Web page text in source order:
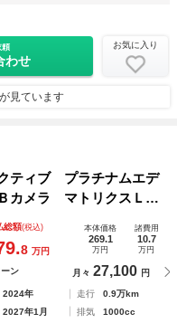
頼
わせ
お気に入り
が見ています
ティブ プラチナムエデ
メラ マトリクスＬＥ
イドアシスト ヘッド
ー スマートキー２個
総額(税込)
8 万円
本体価格
269.1
万円
諸費用
10.7
万円
ン 月々 27,100 円
2024年 走行
0.9万km
2027年1月 排気
1000cc